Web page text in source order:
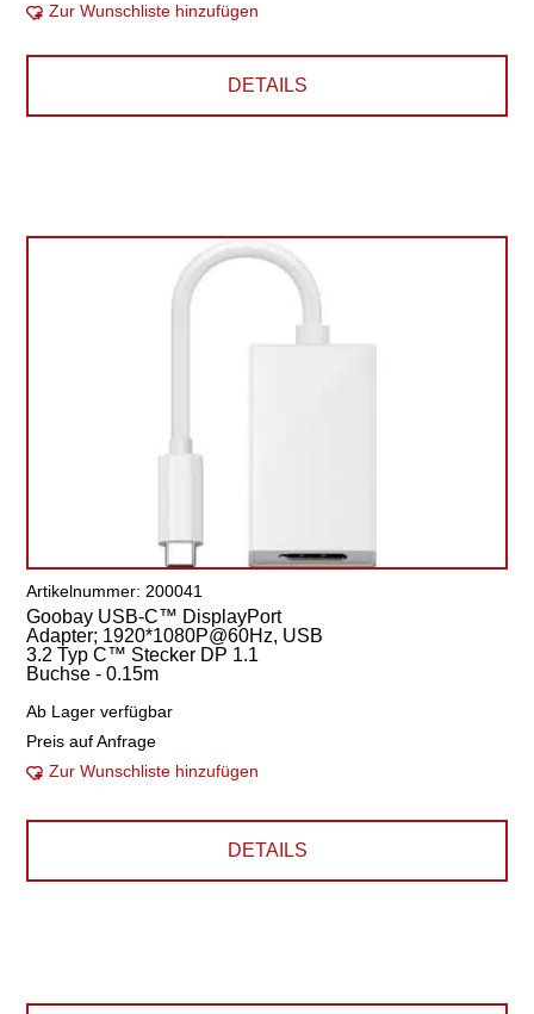
Zur Wunschliste hinzufügen
DETAILS
Artikelnummer: 200041
Goobay USB-C™ DisplayPort
Adapter; 1920*1080P@60Hz, USB
3.2 Typ C™ Stecker DP 1.1
Buchse - 0.15m
Ab Lager verfügbar
Preis auf Anfrage
Zur Wunschliste hinzufügen
DETAILS